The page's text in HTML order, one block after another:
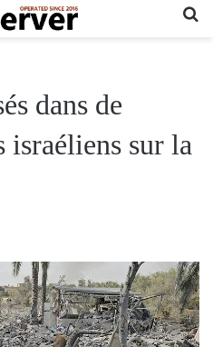
dans de
israéliens sur la